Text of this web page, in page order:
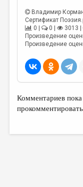
Владимир
Сертификат
0 |
0 | 3013 |
Произведение
Произведение
Комментариев